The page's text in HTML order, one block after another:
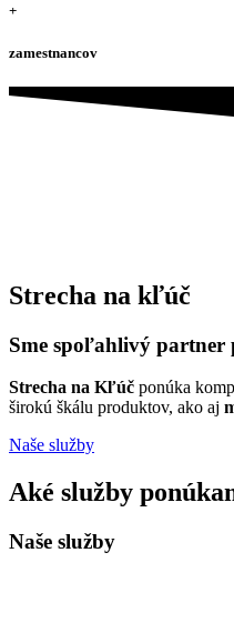
+
zamestnancov
Strecha na kľúč
Sme spoľahlivý partner
Strecha na Kľúč ponúka
širokú škálu produktov, ako aj
Naše služby
Aké služby
Naše služby